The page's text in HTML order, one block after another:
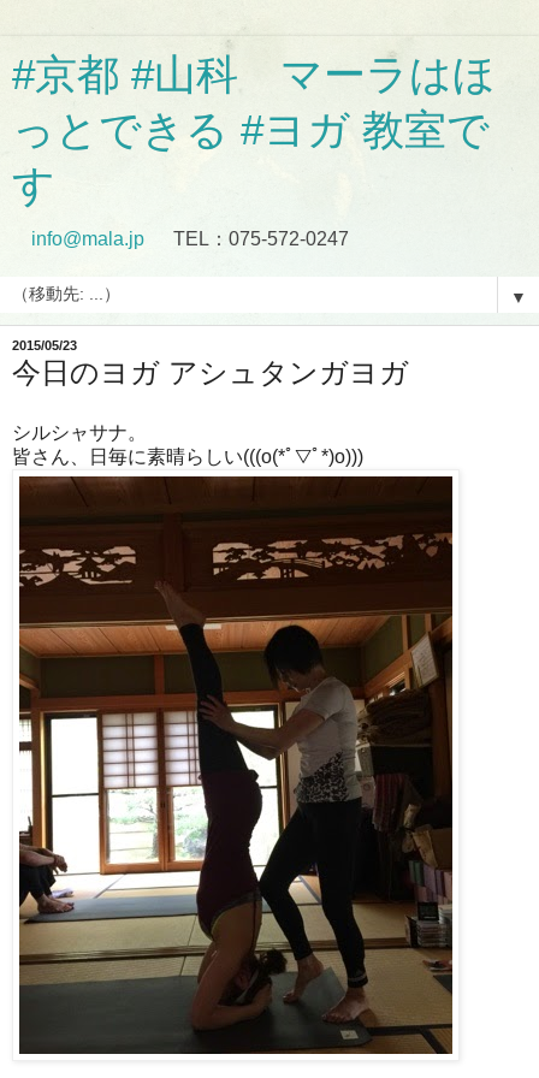
#京都 #山科 マーラはほ
っとできる #ヨガ 教室で
す
info@mala.jp TEL：075-572-0247
▼
2015/05/23
今日のヨガ アシュタンガヨガ
シルシャサナ。
皆さん、日毎に素晴らしい(((o(*ﾟ▽ﾟ*)o)))